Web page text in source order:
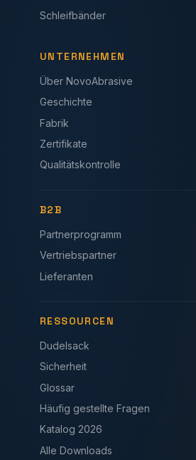
Schleifbänder
UNTERNEHMEN
Über NovoAbrasive
Geschichte
Fabrik
Zertifikate
Qualitätskontrolle
B2B
Partnerprogramm
Vertriebspartner
Lieferanten
RESSOURCEN
Dudelsack
Sicherheit
Glossar
Häufig gestellte Fragen
Katalog 2026
Alle Downloads